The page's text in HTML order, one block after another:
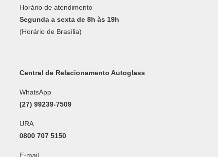
Horário de atendimento
Segunda a sexta de 8h às 19h
(Horário de Brasília)
Central de Relacionamento Autoglass
WhatsApp
(27) 99239-7509
URA
0800 707 5150
E-mail